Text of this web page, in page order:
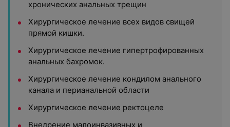
хронических анальных трещин
Хирургическое лечение всех видов свищей
прямой кишки.
Хирургическое лечение гипертрофированных
анальных бахромок.
Хирургическое лечение кондилом анального
канала и перианальной области
Хирургическое лечение ректоцеле
Внедрение малоинвазивных и